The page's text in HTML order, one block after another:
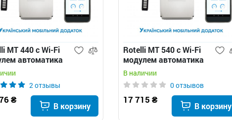
MT 440 c Wi-Fi
автоматика
ворот
2 отзывы
₴
В корзину
Rotelli MT 540 c Wi-Fi
модулем автоматика
для распашных ворот
В наличии
0 отзывов
17 715 ₴
В корзину